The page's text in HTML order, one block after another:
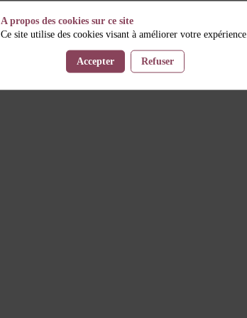
Il manque du contenu : rafraichissez votre navigateur
A propos des cookies sur ce site
Ce site utilise des cookies visant à améliorer votre expérience.
Accepter Refuser